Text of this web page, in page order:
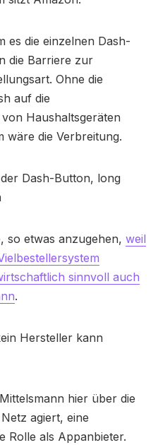
es die einzelnen Dash-
die Barriere zur
Ohne die
auf die
Haushaltsgeräten
wäre die Verbreitung.
Dash-Button, long
so etwas anzugehen, weil
sinnvoll auch
.
Hersteller kann
hier über die
agiert, eine
Rolle als Appanbieter.